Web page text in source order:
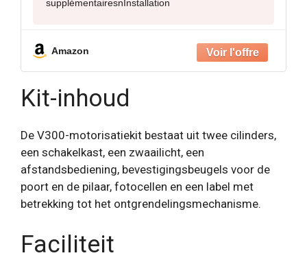
supplémentairesnInstallation
Amazon
Kit-inhoud
De V300-motorisatiekit bestaat uit twee cilinders,
een schakelkast, een zwaailicht, een
afstandsbediening, bevestigingsbeugels voor de
poort en de pilaar, fotocellen en een label met
betrekking tot het ontgrendelingsmechanisme.
Faciliteit